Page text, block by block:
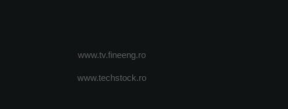
www.tv.fineeng.ro
www.techstock.ro